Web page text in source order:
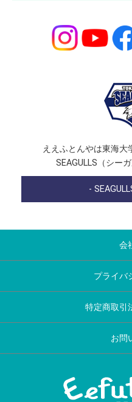
ええふとんやは東海大
SEAGULLS（シー
-
会
プライバ
特定商取引
お問